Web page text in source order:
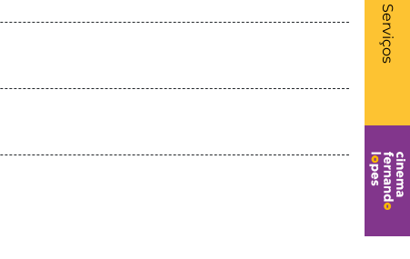
Serviços
-